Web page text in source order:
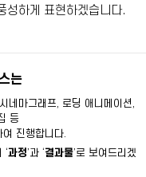
성하게 표현하겠습니다.
는
네마그래프, 로딩 애니메이션,
등
진행합니다.
‘과정’과 ‘결과물’로 보여드리겠